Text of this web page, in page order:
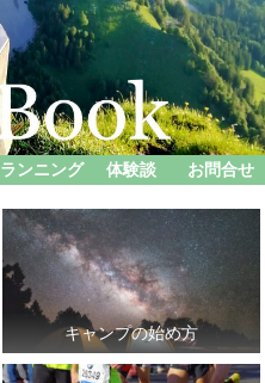
ランニング 体験談 お問合せ
キャンプの始め方